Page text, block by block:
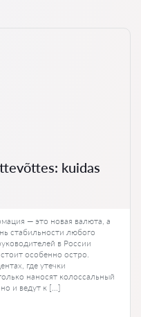
kuidas
— это новая валюта, а
стабильности любого
в России
особенно остро.
где утечки
наносят колоссальный
и ведут к […]